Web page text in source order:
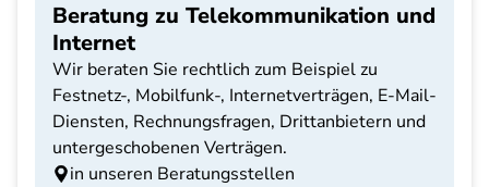
Beratung zu Telekommunikation und
Internet
Wir beraten Sie rechtlich zum Beispiel zu
Festnetz-, Mobilfunk-, Internetverträgen, E-Mail-
Diensten, Rechnungsfragen, Drittanbietern und
untergeschobenen Verträgen.
in unseren Beratungsstellen